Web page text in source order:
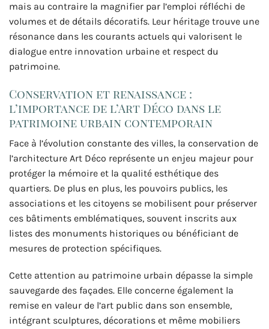
mais au contraire la magnifier par l’emploi réfléchi de
volumes et de détails décoratifs. Leur héritage trouve une
résonance dans les courants actuels qui valorisent le
dialogue entre innovation urbaine et respect du
patrimoine.
Conservation et renaissance :
l’importance de l’Art Déco dans le
patrimoine urbain contemporain
Face à l’évolution constante des villes, la conservation de
l’architecture Art Déco représente un enjeu majeur pour
protéger la mémoire et la qualité esthétique des
quartiers. De plus en plus, les pouvoirs publics, les
associations et les citoyens se mobilisent pour préserver
ces bâtiments emblématiques, souvent inscrits aux
listes des monuments historiques ou bénéficiant de
mesures de protection spécifiques.
Cette attention au patrimoine urbain dépasse la simple
sauvegarde des façades. Elle concerne également la
remise en valeur de l’art public dans son ensemble,
intégrant sculptures, décorations et même mobiliers